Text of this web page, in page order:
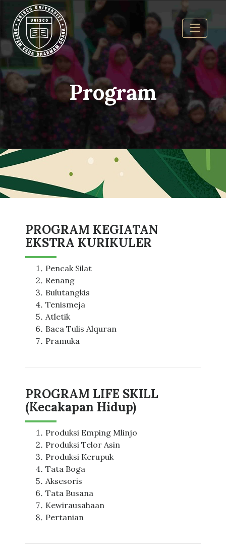
Program
PROGRAM KEGIATAN
EKSTRA KURIKULER
Pencak Silat
Renang
Bulutangkis
Tenismeja
Atletik
Baca Tulis Alquran
Pramuka
PROGRAM LIFE SKILL
(Kecakapan Hidup)
Produksi Emping Mlinjo
Produksi Telor Asin
Produksi Kerupuk
Tata Boga
Aksesoris
Tata Busana
Kewirausahaan
Pertanian